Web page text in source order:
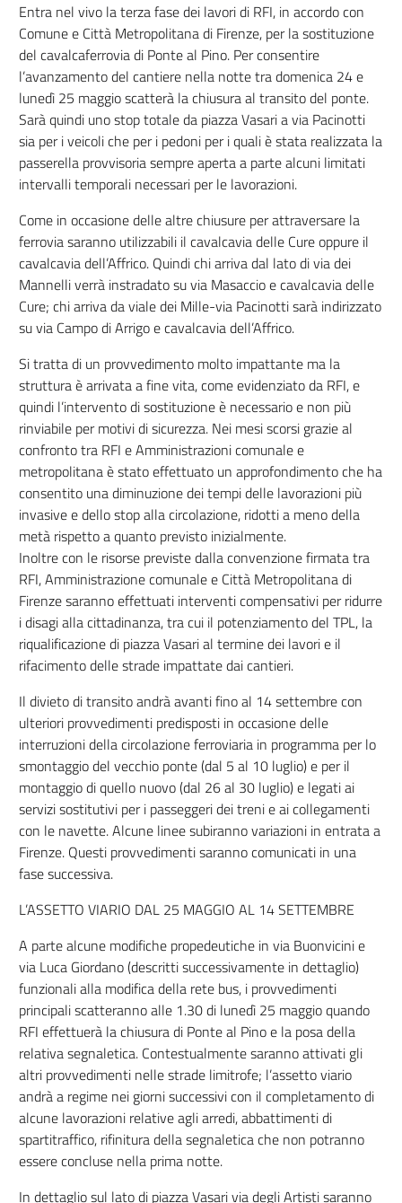
Entra nel vivo la terza fase dei lavori di RFI, in accordo con
Comune e Città Metropolitana di Firenze, per la sostituzione
del cavalcaferrovia di Ponte al Pino. Per consentire
l’avanzamento del cantiere nella notte tra domenica 24 e
lunedì 25 maggio scatterà la chiusura al transito del ponte.
Sarà quindi uno stop totale da piazza Vasari a via Pacinotti
sia per i veicoli che per i pedoni per i quali è stata realizzata la
passerella provvisoria sempre aperta a parte alcuni limitati
intervalli temporali necessari per le lavorazioni.
Come in occasione delle altre chiusure per attraversare la
ferrovia saranno utilizzabili il cavalcavia delle Cure oppure il
cavalcavia dell’Affrico. Quindi chi arriva dal lato di via dei
Mannelli verrà instradato su via Masaccio e cavalcavia delle
Cure; chi arriva da viale dei Mille-via Pacinotti sarà indirizzato
su via Campo di Arrigo e cavalcavia dell’Affrico.
Si tratta di un provvedimento molto impattante ma la
struttura è arrivata a fine vita, come evidenziato da RFI, e
quindi l’intervento di sostituzione è necessario e non più
rinviabile per motivi di sicurezza. Nei mesi scorsi grazie al
confronto tra RFI e Amministrazioni comunale e
metropolitana è stato effettuato un approfondimento che ha
consentito una diminuzione dei tempi delle lavorazioni più
invasive e dello stop alla circolazione, ridotti a meno della
metà rispetto a quanto previsto inizialmente.
Inoltre con le risorse previste dalla convenzione firmata tra
RFI, Amministrazione comunale e Città Metropolitana di
Firenze saranno effettuati interventi compensativi per ridurre
i disagi alla cittadinanza, tra cui il potenziamento del TPL, la
riqualificazione di piazza Vasari al termine dei lavori e il
rifacimento delle strade impattate dai cantieri.
Il divieto di transito andrà avanti fino al 14 settembre con
ulteriori provvedimenti predisposti in occasione delle
interruzioni della circolazione ferroviaria in programma per lo
smontaggio del vecchio ponte (dal 5 al 10 luglio) e per il
montaggio di quello nuovo (dal 26 al 30 luglio) e legati ai
servizi sostitutivi per i passeggeri dei treni e ai collegamenti
con le navette. Alcune linee subiranno variazioni in entrata a
Firenze. Questi provvedimenti saranno comunicati in una
fase successiva.
L’ASSETTO VIARIO DAL 25 MAGGIO AL 14 SETTEMBRE
A parte alcune modifiche propedeutiche in via Buonvicini e
via Luca Giordano (descritti successivamente in dettaglio)
funzionali alla modifica della rete bus, i provvedimenti
principali scatteranno alle 1.30 di lunedì 25 maggio quando
RFI effettuerà la chiusura di Ponte al Pino e la posa della
relativa segnaletica. Contestualmente saranno attivati gli
altri provvedimenti nelle strade limitrofe; l’assetto viario
andrà a regime nei giorni successivi con il completamento di
alcune lavorazioni relative agli arredi, abbattimenti di
spartitraffico, rifinitura della segnaletica che non potranno
essere concluse nella prima notte.
In dettaglio sul lato di piazza Vasari via degli Artisti saranno